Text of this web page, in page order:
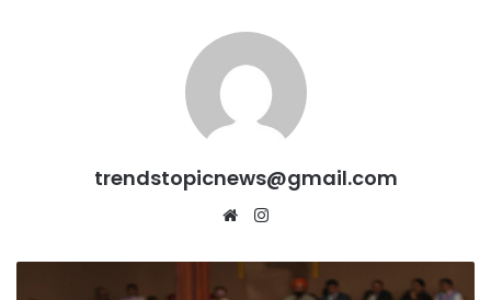
trendstopicnews@gmail.com
Website